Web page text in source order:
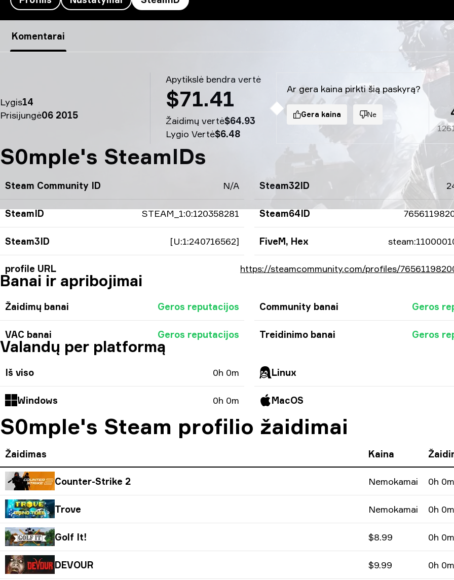
Komentarai
Lygis14
Prisijungė06 2015
Apytikslė bendra vertė
$71.41
Žaidimų vertė$64.93
Lygio Vertė$6.48
Ar gera kaina pirkti šią paskyrą?
Gera kaina Ne
S0mple's SteamIDs
Steam Community ID N/A Steam32ID
SteamID STEAM_1:0:120358281 Steam64ID
Steam3ID [U:1:240716562] FiveM, Hex
profile URL https://steamcommunity.com/profiles/
Banai ir apribojimai
Žaidimų banai Geros reputacijos Community banai Geros
VAC banai Geros reputacijos Treidinimo banai Geros
Valandų per platformą
Iš viso 0h 0m Linux
Windows 0h 0m MacOS
S0mple's Steam profilio žaidimai
Žaidimas Kaina
Counter-Strike 2 Nemokamai 0h 0m
Trove Nemokamai 0h 0m
Golf It! $8.99 0h 0m
DEVOUR $9.99 0h 0m